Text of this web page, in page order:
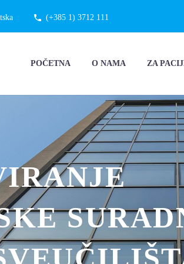
(+385 1) 3712 111
POČETNA O NAMA ZA